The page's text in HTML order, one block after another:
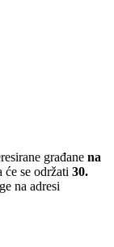
građane na
će se održati 30.
na adresi